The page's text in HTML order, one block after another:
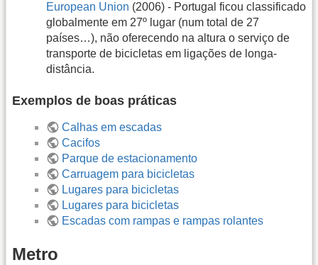
European Union (2006) - Portugal ficou classificado
globalmente em 27º lugar (num total de 27
países…), não oferecendo na altura o serviço de
transporte de bicicletas em ligações de longa-
distância.
Exemplos de boas práticas
Calhas em escadas
Cacifos
Parque de estacionamento
Carruagem para bicicletas
Lugares para bicicletas
Lugares para bicicletas
Escadas com rampas e rampas rolantes
Metro